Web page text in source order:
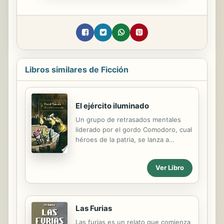
Libros similares de Ficción
El ejército iluminado
Un grupo de retrasados mentales
liderado por el gordo Comodoro, cual
héroes de la patria, se lanza a
el autor de Estación Tula y Los
puentes de Königsberg. ¿Adónde
van?, preguntaría el oficial de
después de que México perdiera la
mitad de su territorio, un puñado de
Ver Libro
Las Furias
Las furias es un relato que comienza